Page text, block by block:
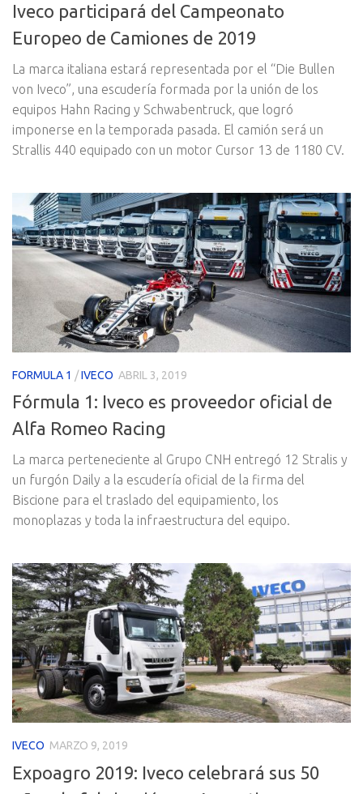
Iveco participará del Campeonato
Europeo de Camiones de 2019
La marca italiana estará representada por el “Die Bullen
von Iveco”, una escudería formada por la unión de los
equipos Hahn Racing y Schwabentruck, que logró
imponerse en la temporada pasada. El camión será un
Strallis 440 equipado con un motor Cursor 13 de 1180 CV.
FORMULA 1 /IVECO ABRIL 3, 2019
Fórmula 1: Iveco es proveedor oficial de
Alfa Romeo Racing
La marca perteneciente al Grupo CNH entregó 12 Stralis y
un furgón Daily a la escudería oficial de la firma del
Biscione para el traslado del equipamiento, los
monoplazas y toda la infraestructura del equipo.
IVECO MARZO 9, 2019
Expoagro 2019: Iveco celebrará sus 50